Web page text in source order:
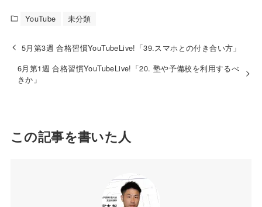
YouTube 未分類
5月第3週 合格習慣YouTubeLive!「39.スマホとの付き合い方」
6月第1週 合格習慣YouTubeLive!「20. 塾や予備校を利用するべ
きか」
この記事を書いた人